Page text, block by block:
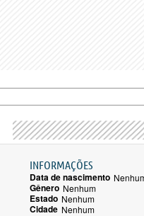
INFORMAÇÕES
Data de nascimento
Gênero Nenhum
Estado Nenhum
Cidade Nenhum